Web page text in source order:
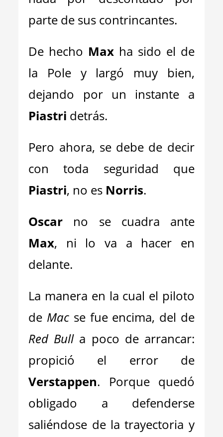
parte de sus contrincantes.
De hecho Max ha sido el de
la Pole y largó muy bien,
dejando por un instante a
Piastri detrás.
Pero ahora, se debe de decir
con toda seguridad que
Piastri, no es Norris.
Oscar no se cuadra ante
Max, ni lo va a hacer en
delante.
La manera en la cual el piloto
de Mac se fue encima, del de
Red Bulla poco de arrancar:
propició el error de
Verstappen. Porque quedó
obligado a defenderse
saliéndose de la trayectoria y